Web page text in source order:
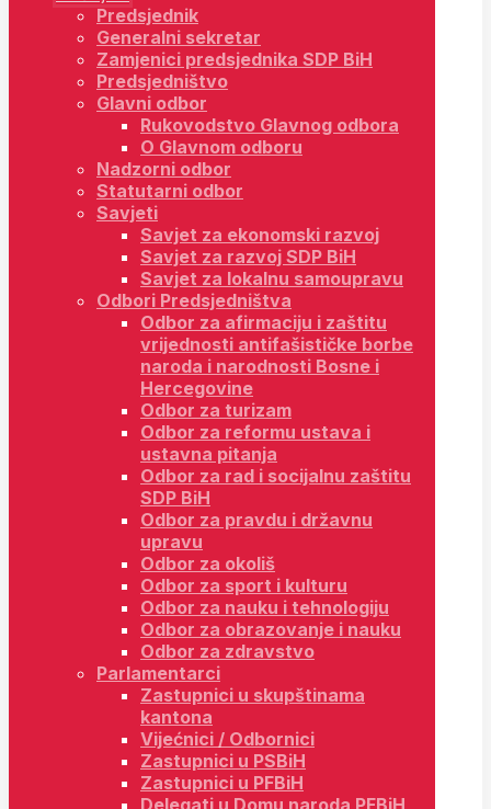
Predsjednik
Generalni sekretar
Zamjenici predsjednika SDP BiH
Predsjedništvo
Glavni odbor
Rukovodstvo Glavnog odbora
O Glavnom odboru
Nadzorni odbor
Statutarni odbor
Savjeti
Savjet za ekonomski razvoj
Savjet za razvoj SDP BiH
Savjet za lokalnu samoupravu
Odbori Predsjedništva
Odbor za afirmaciju i zaštitu
vrijednosti antifašističke borbe
naroda i narodnosti Bosne i
Hercegovine
Odbor za turizam
Odbor za reformu ustava i
ustavna pitanja
Odbor za rad i socijalnu zaštitu
SDP BiH
Odbor za pravdu i državnu
upravu
Odbor za okoliš
Odbor za sport i kulturu
Odbor za nauku i tehnologiju
Odbor za obrazovanje i nauku
Odbor za zdravstvo
Parlamentarci
Zastupnici u skupštinama
kantona
Vijećnici / Odbornici
Zastupnici u PSBiH
Zastupnici u PFBiH
Delegati u Domu naroda PFBiH